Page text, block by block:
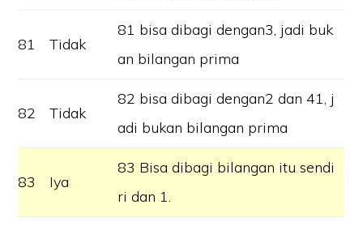
81 Tidak
81 bisa dibagi dengan3, jadi buk
an bilangan prima
82 Tidak
82 bisa dibagi dengan2 dan 41, j
adi bukan bilangan prima
83 Iya
83 Bisa dibagi bilangan itu sendi
ri dan 1.